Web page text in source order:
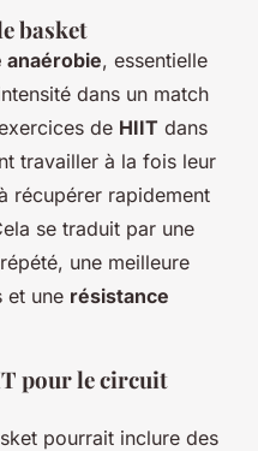
basket
anaérobie, essentielle
dans un match
de HIIT dans
travailler à la fois leur
récupérer rapidement
se traduit par une
une meilleure
et une résistance
pour le circuit
pourrait inclure des